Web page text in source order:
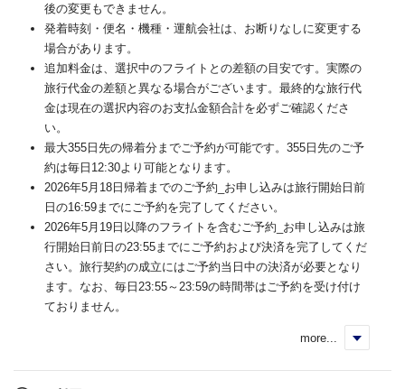
後の変更もできません。
発着時刻・便名・機種・運航会社は、お断りなしに変更する
場合があります。
追加料金は、選択中のフライトとの差額の目安です。実際の
旅行代金の差額と異なる場合がございます。最終的な旅行代
金は現在の選択内容のお支払金額合計を必ずご確認くださ
い。
最大355日先の帰着分までご予約が可能です。355日先のご予
約は毎日12:30より可能となります。
2026年5月18日帰着までのご予約_お申し込みは旅行開始日前
日の16:59までにご予約を完了してください。
2026年5月19日以降のフライトを含むご予約_お申し込みは旅
行開始日前日の23:55までにご予約および決済を完了してくだ
さい。旅行契約の成立にはご予約当日中の決済が必要となり
ます。なお、毎日23:55～23:59の時間帯はご予約を受け付け
ておりません。
more...